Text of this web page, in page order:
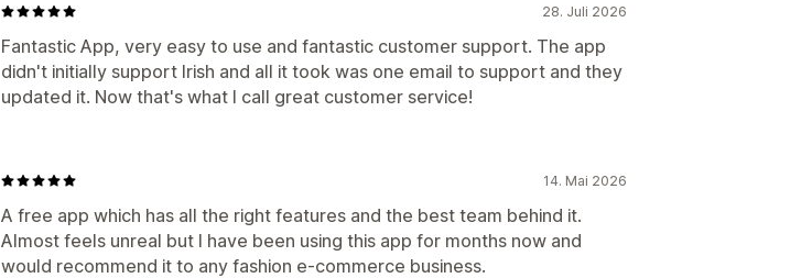
Anzeigeoptionen
Tabellenlayout Benutzerdefiniertes CSS Farbe und Schriftart
Benutzerdefinierte Symbole
Benutzerdefinierter Text Vorlagen
Produktseite Kollektionsseite Responsivität für Mobilgeräte
28. Juli 2026
Fantastic App, very easy to use and fantastic customer support. The app
didn't initially support Irish and all it took was one email to support and they
updated it. Now that's what I call great customer service!
14. Mai 2026
A free app which has all the right features and the best team behind it.
Almost feels unreal but I have been using this app for months now and
would recommend it to any fashion e-commerce business.